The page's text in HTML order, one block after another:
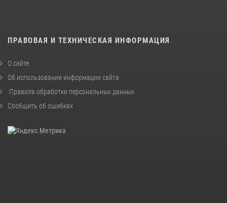
ПРАВОВАЯ И ТЕХНИЧЕСКАЯ ИНФОРМАЦИЯ
О сайте
Об использовании информации сайта
Правила обработки персональных данных
Сообщить об ошибках